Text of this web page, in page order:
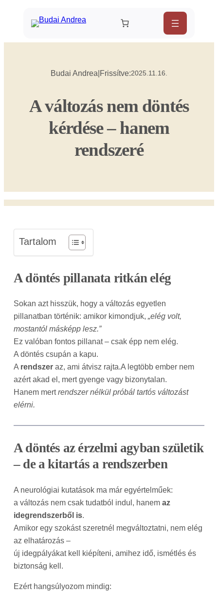
Budai Andrea|Frissítve:2025.11.16.
A változás nem döntés
kérdése – hanem
rendszeré
Tartalom
A döntés pillanata ritkán elég
Sokan azt hisszük, hogy a változás egyetlen
pillanatban történik: amikor kimondjuk, „elég volt,
mostantól másképp lesz.”
Ez valóban fontos pillanat – csak épp nem elég.
A döntés csupán a kapu.
A rendszer az, ami átvisz rajta.A legtöbb ember nem
azért akad el, mert gyenge vagy bizonytalan.
Hanem mertrendszer nélkül próbál tartós változást
elérni.
A döntés az érzelmi agyban születik
– de a kitartás a rendszerben
A neurológiai kutatások ma már egyértelműek:
a változás nem csak tudatból indul, hanem az
idegrendszerből is
Amikor egy szokást szeretnél megváltoztatni, nem elég
az elhatározás –
új idegpályákat kell kiépíteni, amihez idő, ismétlés és
biztonság kell.
Ezért hangsúlyozom mindig: